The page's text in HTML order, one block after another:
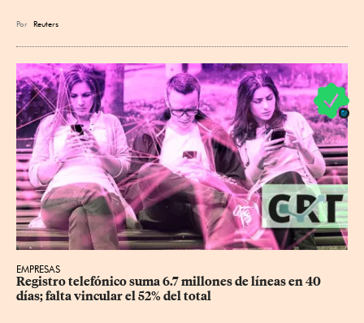
Por Reuters
EMPRESAS
Registro telefónico suma 6.7 millones de líneas en 40
días; falta vincular el 52% del total